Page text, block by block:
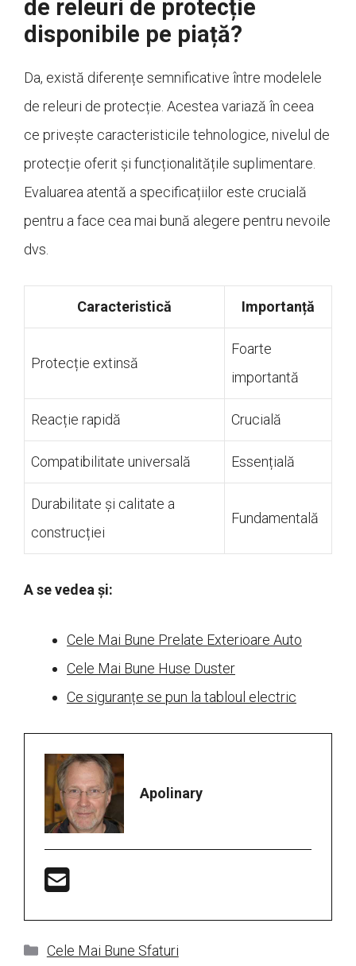
de releuri de protecție
disponibile pe piață?
Da, există diferențe semnificative între modelele
de releuri de protecție. Acestea variază în ceea
ce privește caracteristicile tehnologice, nivelul de
protecție oferit și funcționalitățile suplimentare.
Evaluarea atentă a specificațiilor este crucială
pentru a face cea mai bună alegere pentru nevoile
dvs.
Caracteristică Importanță
Protecție extinsă
Foarte
importantă
Reacție rapidă Crucială
Compatibilitate universală Essențială
Durabilitate și calitate a
construcției
Fundamentală
A se vedea și:
Cele Mai Bune Prelate Exterioare Auto
Cele Mai Bune Huse Duster
Ce siguranțe se pun la tabloul electric
Apolinary
Categorii
Cele Mai Bune Sfaturi